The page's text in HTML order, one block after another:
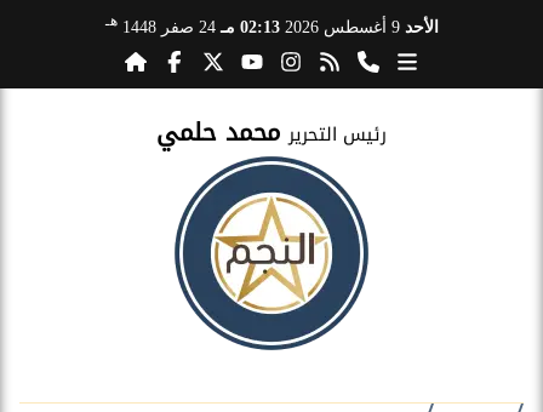
الأحد 9 أغسطس 2026 02:13 مـ 24 صفر 1448 هـ
رئيس التحرير محمد حلمي